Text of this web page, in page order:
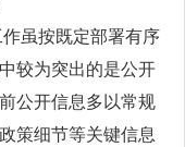
虽按既定部署有序
较为突出的是公开
公开信息多以常规
策细节等关键信息